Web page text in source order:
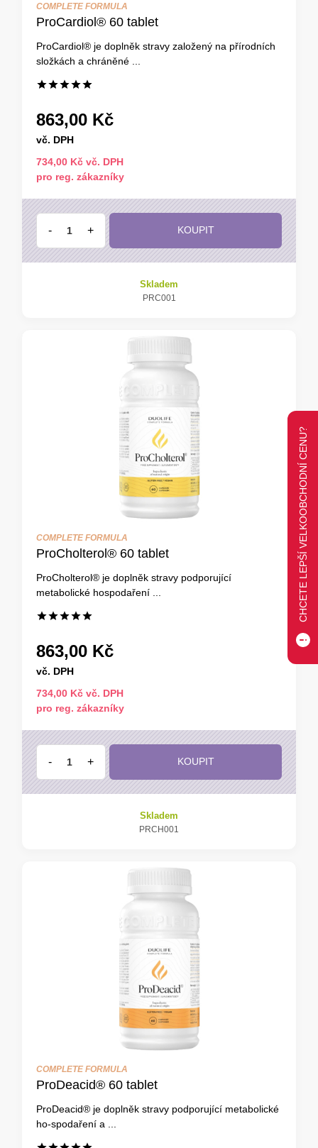
COMPLETE FORMULA
ProCardiol® 60 tablet
ProCardiol® je doplněk stravy založený na přírodních
složkách a chráněné ...
863,00 Kč
vč. DPH
734,00 Kč vč. DPH
pro reg. zákazníky
- + KOUPIT
Skladem
PRC001
COMPLETE FORMULA
ProCholterol® 60 tablet
ProCholterol® je doplněk stravy podporující
metabolické hospodaření ...
863,00 Kč
vč. DPH
734,00 Kč vč. DPH
pro reg. zákazníky
- + KOUPIT
Skladem
PRCH001
COMPLETE FORMULA
ProDeacid® 60 tablet
ProDeacid® je doplněk stravy podporující metabolické
ho-spodaření a ...
CHCETE LEPŠÍ VELKOOBCHODNÍ CENU?